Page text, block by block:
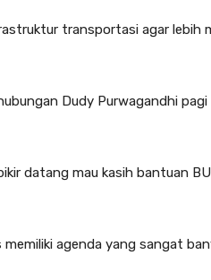
transportasi agar lebih
Dudy Purwagandhi
datang mau kasih bantuan
agenda yang sangat